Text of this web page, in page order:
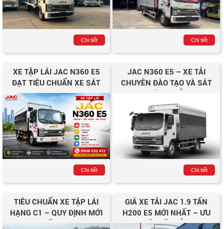
Chi tiết Chi tiết
XE TẬP LÁI JAC N360 E5
ĐẠT TIÊU CHUẨN XE SÁT
HẠCH HẠNG C1
Chi tiết
JAC N360 E5 – XE TẢI
CHUYÊN ĐÀO TẠO VÀ SÁT
HẠCH LÁI XE BẰNG C1
Chi tiết
TIÊU CHUẨN XE TẬP LÁI
HẠNG C1 – QUY ĐỊNH MỚI
NHẤT 2025
GIÁ XE TẢI JAC 1.9 TẤN
H200 E5 MỚI NHẤT – ƯU
ĐÃI HẤP DẪN